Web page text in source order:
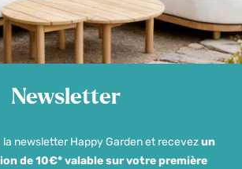
Newsletter
newsletter Happy Garden et recevezun
de 10€* valable sur votre première